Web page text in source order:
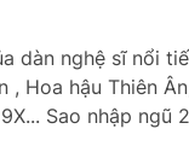
dàn nghệ sĩ nổi
, Hoa hậu Thiên
Sao nhập ngũ